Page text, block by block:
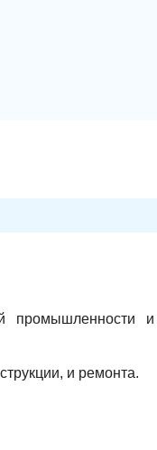
промышленности
и ремонта.